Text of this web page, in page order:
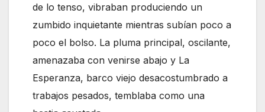
de lo tenso, vibraban produciendo un
zumbido inquietante mientras subían poco a
poco el bolso. La pluma principal, oscilante,
amenazaba con venirse abajo y La
Esperanza, barco viejo desacostumbrado a
trabajos pesados, temblaba como una